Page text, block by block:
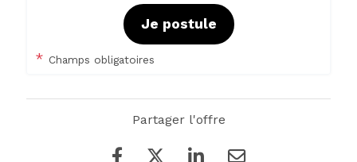
Je postule
* Champs obligatoires
Partager l'offre